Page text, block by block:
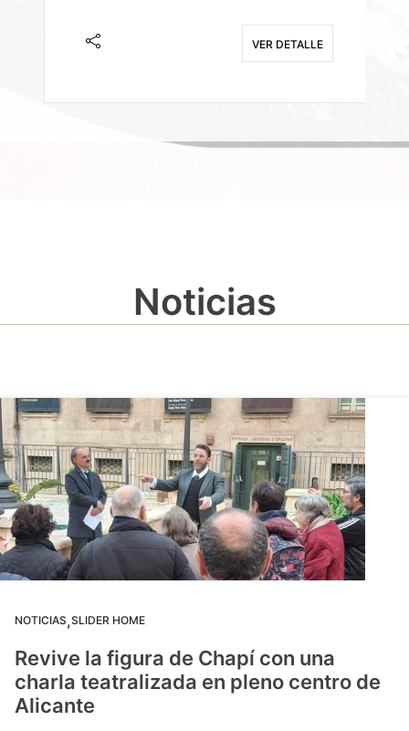
VER DETALLE
Noticias
NOTICIAS,SLIDER HOME
Revive la figura de Chapí con una
charla teatralizada en pleno centro de
Alicante